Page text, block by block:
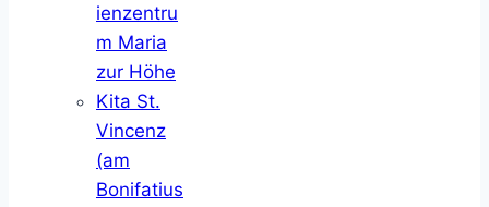
ienzentru
m Maria
zur Höhe
Kita St.
Vincenz
(am
Bonifatius